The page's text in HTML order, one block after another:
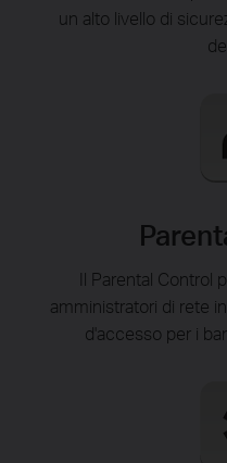
un alto livello di
Il Parental Control
amministratori di rete
d'accesso per i